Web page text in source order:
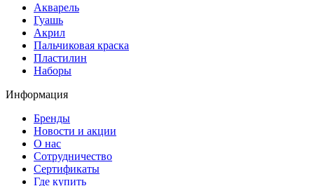
Акварель
Гуашь
Акрил
Пальчиковая краска
Пластилин
Наборы
Информация
Бренды
Новости и акции
О нас
Сотрудничество
Сертификаты
Где купить